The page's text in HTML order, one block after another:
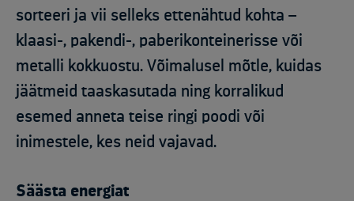
sorteeri ja vii selleks ettenähtud kohta –
klaasi-, pakendi-, paberikonteinerisse või
metalli kokkuostu. Võimalusel mõtle, kuidas
jäätmeid taaskasutada ning korralikud
esemed anneta teise ringi poodi või
inimestele, kes neid vajavad.
Säästa energiat